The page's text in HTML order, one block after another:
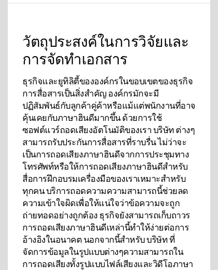
วัตถุประสงค์ในการวิจัยและ
การจัดทําเอกสาร
ธุรกิจและยูทิลิตี้ขององค์กรในขอบเขตของธุรกิจ
การสื่อสารเป็นสิ่งสําคัญ องค์กรมักจะมี
ปฏิสัมพันธ์กับลูกค้าคู่ค้าหรือแม้แต่พนักงานที่อาจ
คุ้นเคยกับภาษาฮินดีมากขึ้น ด้วยการใช้
ซอฟต์แวร์ถอดเสียงอัตโนมัติของเรา บริษัท ต่างๆ
สามารถรับประกันการสื่อสารที่ราบรื่น ไม่ว่าจะ
เป็นการถอดเสียงภาษาฮินดีจากการประชุมทาง
โทรศัพท์หรือให้การถอดเสียงภาษาฮินดีสําหรับ
สื่อการฝึกอบรมเครื่องมือของเราเหมาะสําหรับ
ทุกคน บริการถอดความความสามารถนี้ช่วยลด
ความเข้าใจผิดเพื่อให้แน่ใจว่าข้อความจะถูก
ถ่ายทอดอย่างถูกต้อง ธุรกิจยังสามารถเก็บถาวร
การถอดเสียงภาษาฮินดีเหล่านี้ทําให้ง่ายต่อการ
อ้างอิงในอนาคต นอกจากนี้สําหรับ บริษัท ที่
จัดการข้อมูลในรูปแบบต่างๆความสามารถใน
การถอดเสียงทั้งรูปแบบไฟล์เสียงและวิดีโอภาษา